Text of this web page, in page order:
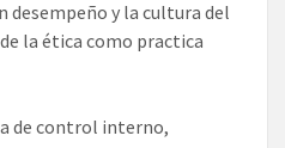
desempeño y la cultura del
la ética como practica
de control interno,